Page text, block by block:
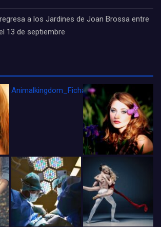
a los Jardines de Joan Brossa entre
13 de septiembre
Animalkingdom_FichaCine